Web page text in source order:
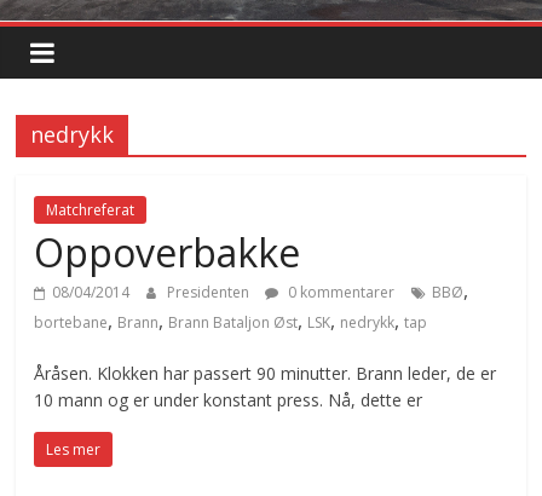
nedrykk
Matchreferat
Oppoverbakke
08/04/2014 Presidenten 0 kommentarer BBØ,
bortebane, Brann, Brann Bataljon Øst, LSK, nedrykk,tap
Åråsen. Klokken har passert 90 minutter. Brann leder, de er
10 mann og er under konstant press. Nå, dette er
Les mer